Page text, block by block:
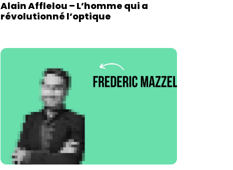
Alain Afflelou – L’homme qui a
révolutionné l’optique